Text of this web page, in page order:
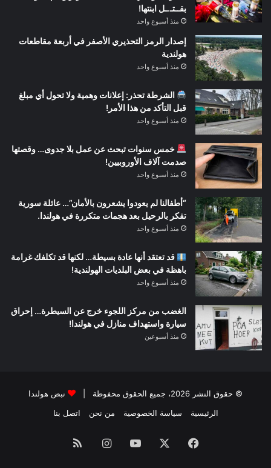
بقــتـ.ـل ابنتها!
منذ أسبوع واحد
إصدار الرمز التحذيري الأصفر في أربعة مقاطعات
هولندية
منذ أسبوع واحد
الشرطة تحذر: إعلانات وهمية ولا تحول أي مبلغ
قبل التأكد من هذا الأمر!
منذ أسبوع واحد
خمس سنوات تبحث عن عمل بلا جدوى… وقصتها
صدمت آلاف الأوروبيين!
منذ أسبوع واحد
“أطفالنا لم يعودوا يشعرون بالأمان”… عائلة سورية
تفكر بالرحيل بعد هجمات متكررة في هولندا.
منذ أسبوع واحد
قد تعتقد أنها عادة بسيطة… لكنها قد تكلفك غرامة
باهظة في بعض البلديات الهولندية!
منذ أسبوع واحد
الغضب من مركز اللجوء خرج عن السيطرة… إحراق
سيارة واستهداف منازل في هولندا!
منذ أسبوعين
© حقوق النشر 2026، جميع الحقوق محفوظة |
نبض هولندا
الرئيسية
سياسة الخصوصية من نحن اتصل بنا
فيسبوك ‫YouTubeانستقرامملخص